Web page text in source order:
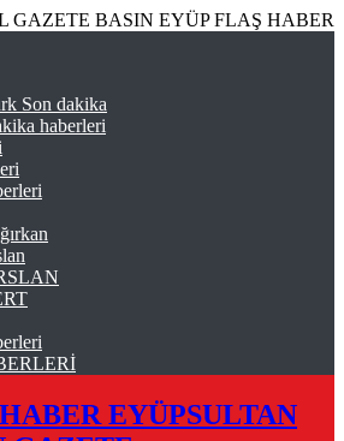
GAZETE BASIN EYÜP FLAŞ HABER
Son dakika
haberleri